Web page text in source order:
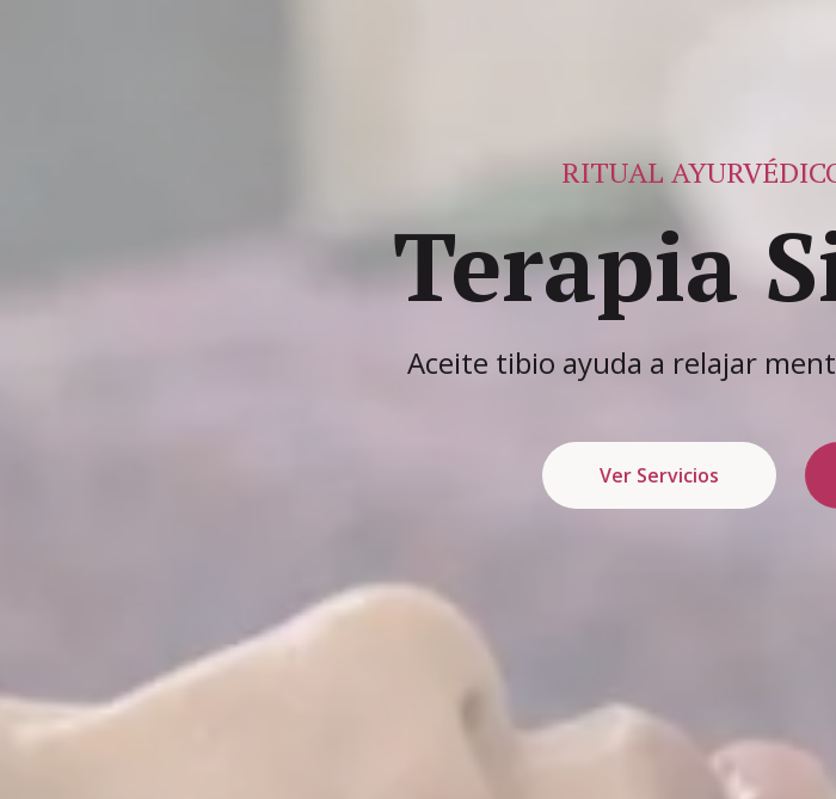
ESTIRAMIENTO
Masaje
Técnicas tradicionales
Ver Servicios